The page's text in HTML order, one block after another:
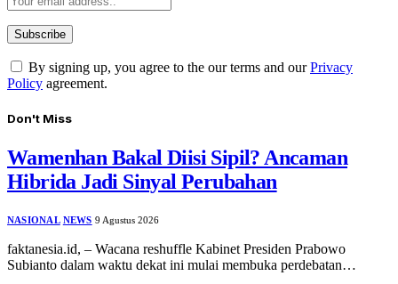
By signing up, you agree to the our terms and ourPrivacy
Policy agreement.
Don't Miss
Wamenhan Bakal Diisi Sipil? Ancaman
Hibrida Jadi Sinyal Perubahan
NASIONAL NEWS 9 Agustus 2026
faktanesia.id, – Wacana reshuffle Kabinet Presiden Prabowo
Subianto dalam waktu dekat ini mulai membuka perdebatan…